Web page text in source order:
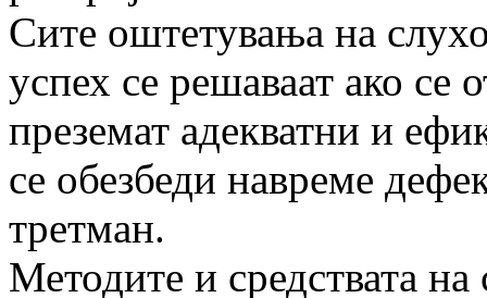
Сите оштетувања на
успех се решаваат ако се
преземат адекватни и
се обезбеди навреме
третман.
Методите и средствата